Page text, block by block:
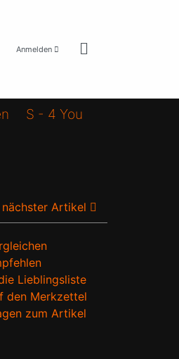
Anmelden
S - 4 You
nächster Artikel
Lieblingsliste
den Merkzettel
zum Artikel